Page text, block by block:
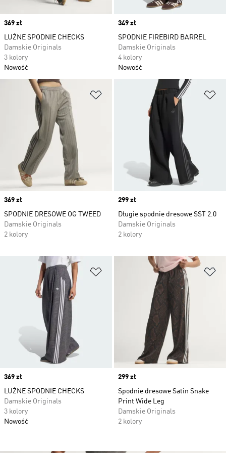
Price
369 zł
LUŹNE SPODNIE CHECKS
Damskie Originals
3 kolory
Nowość
Price
349 zł
SPODNIE FIREBIRD BARREL
Damskie Originals
4 kolory
Nowość
Dodaj do listy życzeń
Price
369 zł
SPODNIE DRESOWE OG TWEED
Damskie Originals
2 kolory
Price
299 zł
Długie spodnie dresowe SST 2.0
Damskie Originals
2 kolory
Dodaj do listy życzeń
Price
369 zł
LUŹNE SPODNIE CHECKS
Damskie Originals
3 kolory
Nowość
Price
299 zł
Spodnie dresowe Satin Snake
Print Wide Leg
Damskie Originals
2 kolory